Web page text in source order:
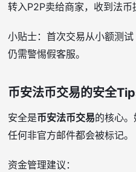
转入P2P卖给商家，收到法币
小贴士：首次交易从小额测
仍需警惕假客服。
币安法币交易的安全
安全是币安法币交易的核心
任何非官方邮件都会被标记。
资金管理建议：